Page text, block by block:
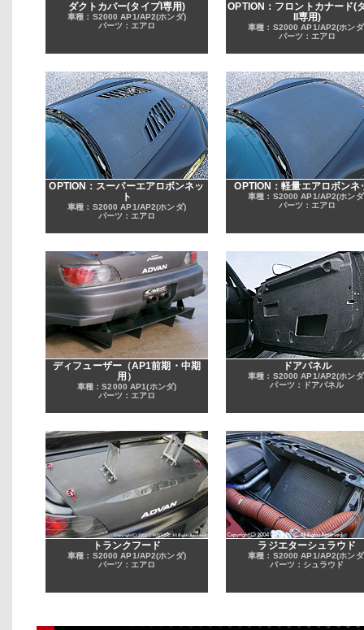
ダクトカバー(タイプI専用)
車種：S2000 AP1/AP2(ホンダ)
パーツ：エアロ
OPTION：フロントカナード(
II専用)
車種：S2000 AP1/AP2(ホン
パーツ：エアロ
OPTION：スーパーエアロボンネッ
ト
車種：S2000 AP1/AP2(ホンダ)
パーツ：エアロ
OPTION：軽量エアロボンネ
車種：S2000 AP1/AP2(ホン
パーツ：エアロ
ディフューザー（AP1前期・中期
用）
車種：S2000 AP1(ホンダ)
パーツ：エアロ
ドアパネル
車種：S2000 AP1/AP2(ホン
パーツ：ドアパネル
トランクフード
車種：S2000 AP1/AP2(ホンダ)
パーツ：エアロ
ラジエターシュラウド
車種：S2000 AP1/AP2(ホン
パーツ：シュラウド